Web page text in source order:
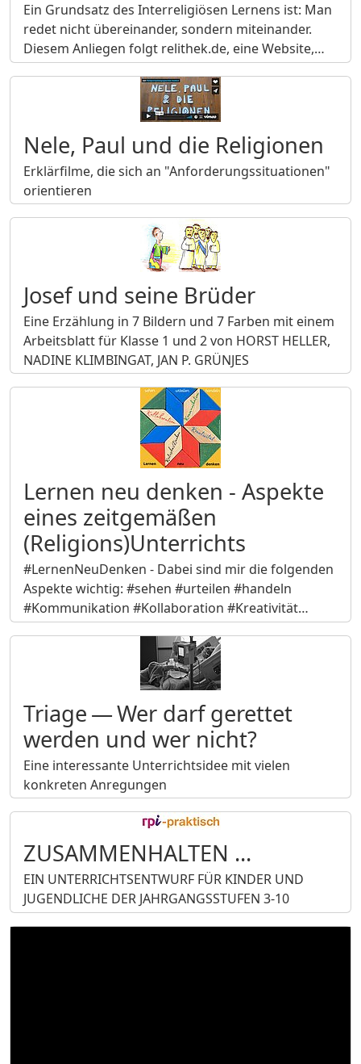
Ein Grundsatz des Interreligiösen Lernens ist: Man
redet nicht übereinander, sondern miteinander.
Diesem Anliegen folgt relithek.de, eine Website,…
Nele, Paul und die Religionen
Erklärfilme, die sich an "Anforderungssituationen"
orientieren
Josef und seine Brüder
Eine Erzählung in 7 Bildern und 7 Farben mit einem
Arbeitsblatt für Klasse 1 und 2 von HORST HELLER,
NADINE KLIMBINGAT, JAN P. GRÜNJES
Lernen neu denken - Aspekte
eines zeitgemäßen
(Religions)Unterrichts
#LernenNeuDenken - Dabei sind mir die folgenden
Aspekte wichtig: #sehen #urteilen #handeln
#Kommunikation #Kollaboration #Kreativität…
Triage — Wer darf gerettet
werden und wer nicht?
Eine interessante Unterrichtsidee mit vielen
konkreten Anregungen
ZUSAMMENHALTEN ...
EIN UNTERRICHTSENTWURF FÜR KINDER UND
JUGENDLICHE DER JAHRGANGSSTUFEN 3-10